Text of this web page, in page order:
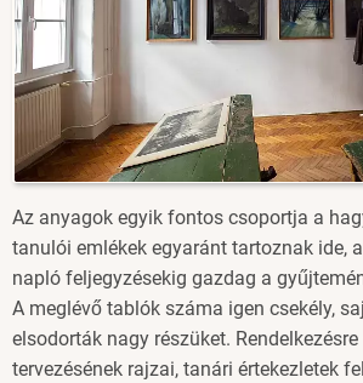
Az anyagok egyik fontos csoportja a
tanulói emlékek egyaránt tartoznak ide,
napló feljegyzésekig gazdag a
A meglévő tablók száma igen csekély,
elsodorták nagy részüket.
tervezésének rajzai, tanári értekezletek